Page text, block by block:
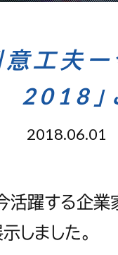
意工夫
2018」
2018.06.01
活躍する企
しました。